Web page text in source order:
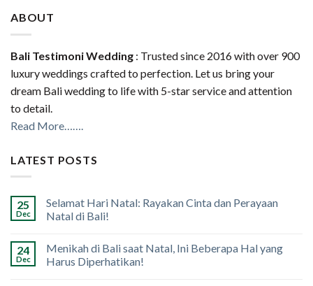
ABOUT
Bali Testimoni Wedding : Trusted since 2016 with over 900
luxury weddings crafted to perfection. Let us bring your
dream Bali wedding to life with 5-star service and attention
to detail.
Read More…….
LATEST POSTS
25
Dec
Selamat Hari Natal: Rayakan Cinta dan Perayaan
Natal di Bali!
24
Dec
Menikah di Bali saat Natal, Ini Beberapa Hal yang
Harus Diperhatikan!